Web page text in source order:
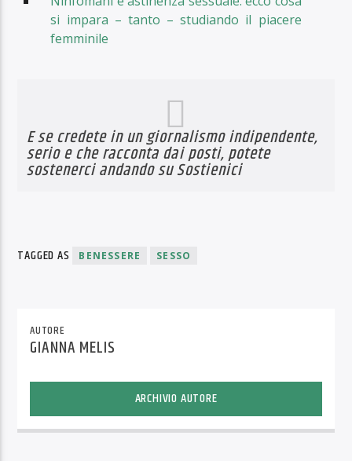
si impara – tanto – studiando il piacere
femminile
E se credete in un giornalismo indipendente,
serio e che racconta dai posti, potete
sostenerci andando suSostienici
TAGGED AS BENESSERE SESSO
AUTORE
GIANNA MELIS
ARCHIVIO AUTORE